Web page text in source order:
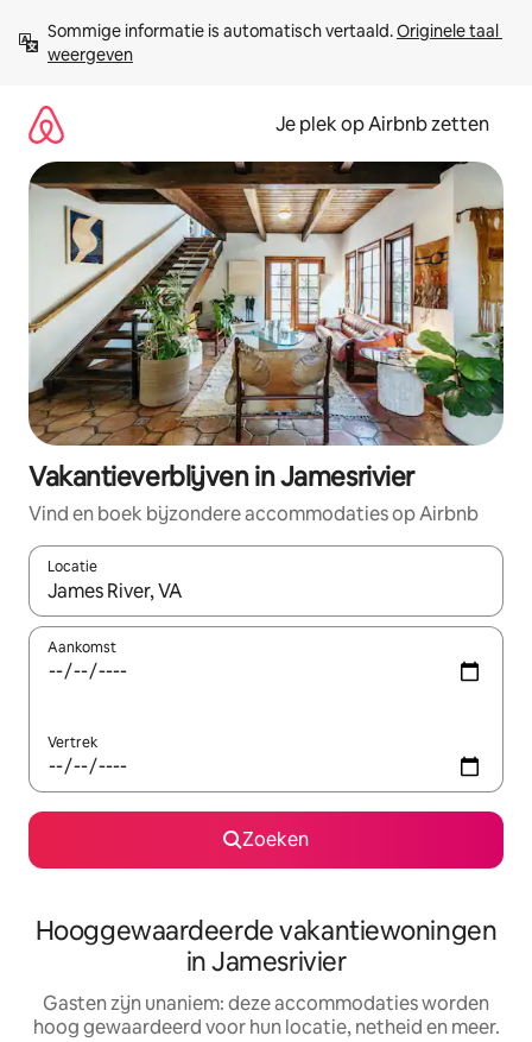
direct
naar
Sommige informatie is automatisch vertaald. Originele taal
weergeven
Je plek op Airbnb zetten
Vakantieverblijven in Jamesrivier
Vind en boek bijzondere accommodaties op Airbnb
Locatie
Wanneer er resultaten beschikbaar zijn, maak je een keuze
Aankomst
Vertrek
Zoeken
Hooggewaardeerde vakantiewoningen
in Jamesrivier
Gasten zijn unaniem: deze accommodaties worden
hoog gewaardeerd voor hun locatie, netheid en meer.